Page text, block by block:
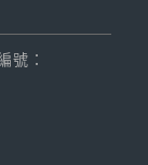
號：